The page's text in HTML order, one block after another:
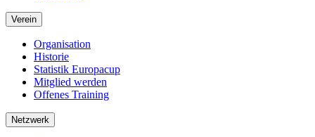
Verein
Organisation
Historie
Statistik Europacup
Mitglied werden
Offenes Training
Netzwerk